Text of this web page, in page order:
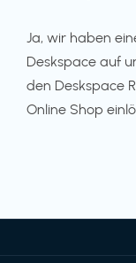
Ja, wir haben
Deskspace auf
den Deskspace
Online Shop